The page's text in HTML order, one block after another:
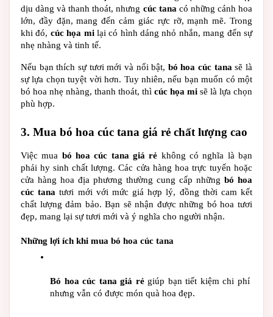
dịu dàng và thanh thoát, nhưng cúc tana có những cánh hoa
lớn, đầy đặn, mang đến cảm giác rực rỡ, mạnh mẽ. Trong
khi đó, cúc họa mi lại có hình dáng nhỏ nhắn, mang đến sự
nhẹ nhàng và tinh tế.
Nếu bạn thích sự tươi mới và nổi bật, bó hoa cúc tana sẽ là
sự lựa chọn tuyệt vời hơn. Tuy nhiên, nếu bạn muốn có một
bó hoa nhẹ nhàng, thanh thoát, thì cúc họa mi sẽ là lựa chọn
phù hợp.
3. Mua bó hoa cúc tana giá rẻ chất lượng cao
Việc mua bó hoa cúc tana giá rẻ không có nghĩa là bạn
phải hy sinh chất lượng. Các cửa hàng hoa trực tuyến hoặc
cửa hàng hoa địa phương thường cung cấp những bó hoa
cúc tana tươi mới với mức giá hợp lý, đồng thời cam kết
chất lượng đảm bảo. Bạn sẽ nhận được những bó hoa tươi
đẹp, mang lại sự tươi mới và ý nghĩa cho người nhận.
Những lợi ích khi mua bó hoa cúc tana
Bó hoa cúc tana giá rẻ giúp bạn tiết kiệm chi phí
nhưng vẫn có được món quà hoa đẹp.